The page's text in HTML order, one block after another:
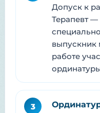
Допуск к
Терапевт —
выпускник
работе
3